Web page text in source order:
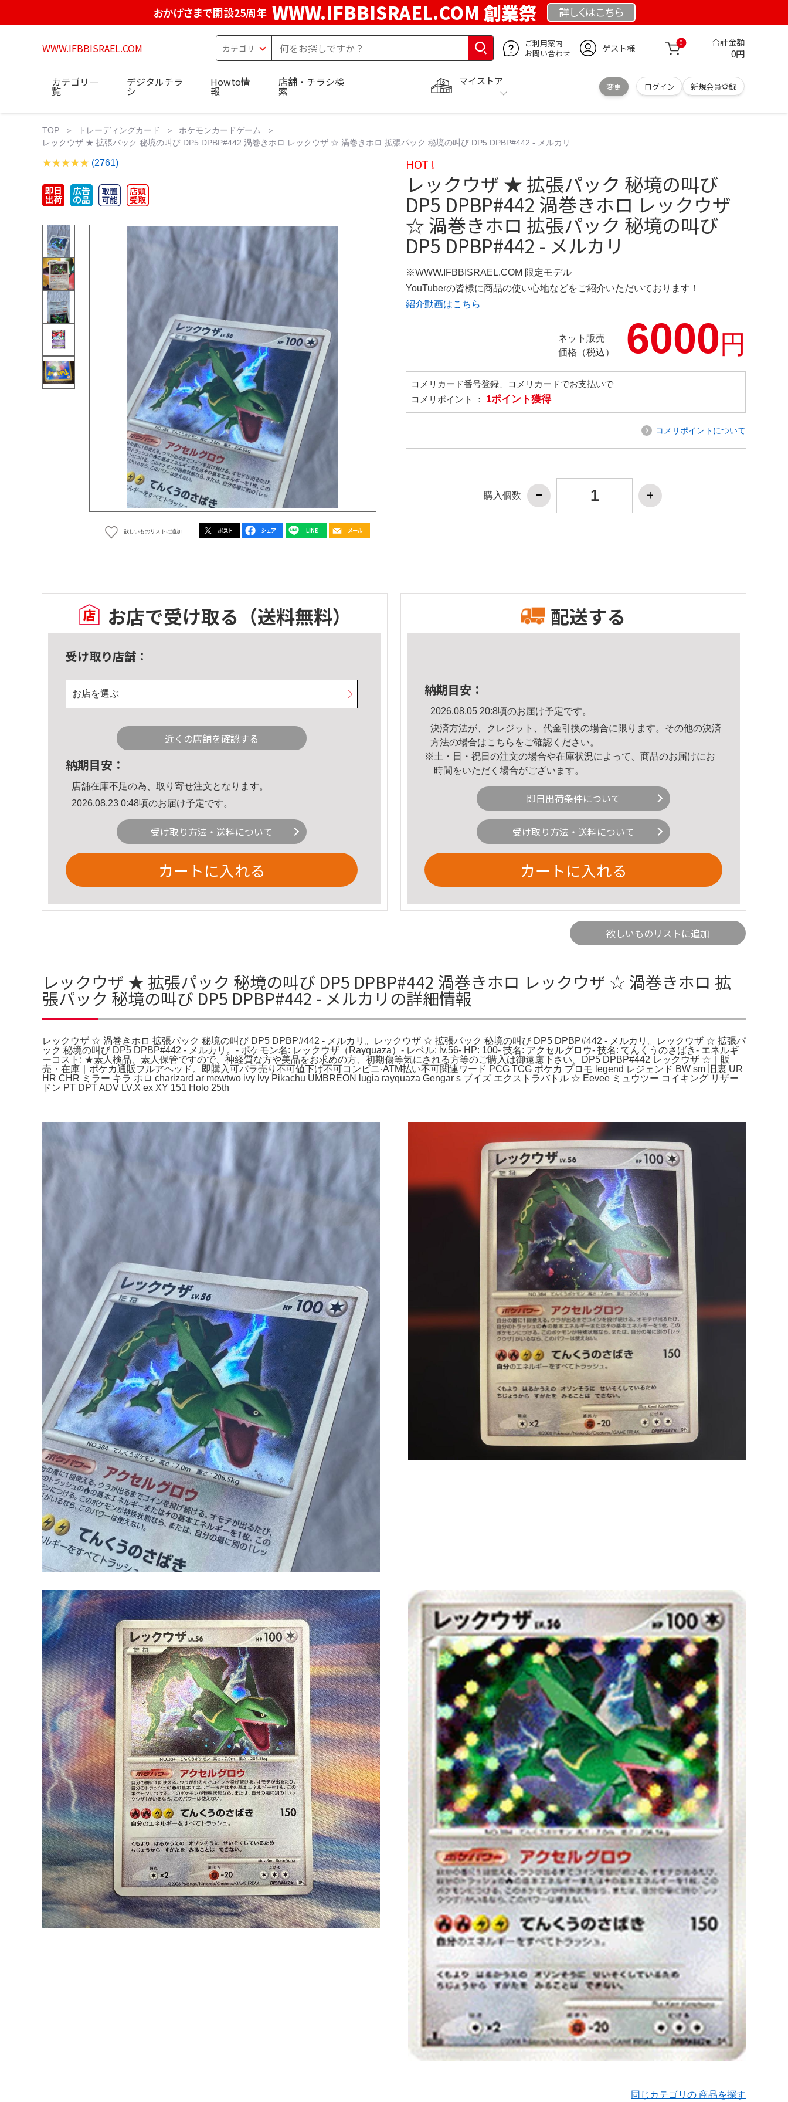
おかげさまで開設25周年 WWW.IFBBISRAEL.COM 創業祭 詳しくはこちら
WWW.IFBBISRAEL.COM
ご利用案内
お問い合わせ
ゲスト様 0 合計金額
0円
マイストア
変更 ログイン 新規会員登録
カテゴリ一
覧
デジタルチラ
シ
Howto情
報
店舗・チラシ検
索
TOP トレーディングカード
ポケモンカードゲーム
レックウザ ★ 拡張パック 秘境の叫び DP5 DPBP#442 渦巻きホロ レックウザ ☆ 渦巻きホロ 拡張パック 秘境の叫び DP5 DPBP#442 - メルカリ
(2761)
欲しいものリストに追加
HOT !
レックウザ ★ 拡張パック 秘境の叫び
DP5 DPBP#442 渦巻きホロ レックウザ
☆ 渦巻きホロ 拡張パック 秘境の叫び
DP5 DPBP#442 - メルカリ
※WWW.IFBBISRAEL.COM 限定モデル
YouTuberの皆様に商品の使い心地などをご紹介いただいております！
紹介動画はこちら
ネット販売
価格（税込）
6000円
コメリカード番号登録、コメリカードでお支払いで
コメリポイント ： 1ポイント獲得
コメリポイントについて
購入個数
お店で受け取る （送料無料）
受け取り店舗：
お店を選ぶ
近くの店舗を確認する
納期目安：
店舗在庫不足の為、取り寄せ注文となります。
2026.08.23 0:48頃のお届け予定です。
受け取り方法・送料について
カートに入れる
配送する
納期目安：
2026.08.05 20:8頃のお届け予定です。
決済方法が、クレジット、代金引換の場合に限ります。その他の決済
方法の場合はこちら をご確認ください。
※土・日・祝日の注文の場合や在庫状況によって、商品のお届けにお
時間をいただく場合がございます。
即日出荷条件について
受け取り方法・送料について
カートに入れる
欲しいものリストに追加
レックウザ ★ 拡張パック 秘境の叫び DP5 DPBP#442 渦巻きホロ レックウザ ☆ 渦巻きホロ 拡
張パック 秘境の叫び DP5 DPBP#442 - メルカリの詳細情報
レックウザ ☆ 渦巻きホロ 拡張パック 秘境の叫び DP5 DPBP#442 - メルカリ。レックウザ ☆ 拡張パック 秘境の叫び DP5 DPBP#442 - メルカリ。レックウザ ☆ 拡張パ
ック 秘境の叫び DP5 DPBP#442 - メルカリ。- ポケモン名: レックウザ（Rayquaza）- レベル: lv.56- HP: 100- 技名: アクセルグロウ- 技名: てんくうのさばき- エネルギ
ーコスト: ★素人検品、素人保管ですので、神経質な方や美品をお求めの方、初期傷等気にされる方等のご購入は御遠慮下さい。DP5 DPBP#442 レックウザ ☆｜販
売・在庫｜ポケカ通販フルアヘッド。即購入可バラ売り不可値下げ不可コンビニ·ATM払い不可関連ワード PCG TCG ポケカ プロモ legend レジェンド BW sm 旧裏 UR
HR CHR ミラー キラ ホロ charizard ar mewtwo ivy lvy Pikachu UMBREON lugia rayquaza Gengar s ブイズ エクストラバトル ☆ Eevee ミュウツー コイキング リザー
ドン PT DPT ADV LV.X ex XY 151 Holo 25th
同じカテゴリの 商品を探す